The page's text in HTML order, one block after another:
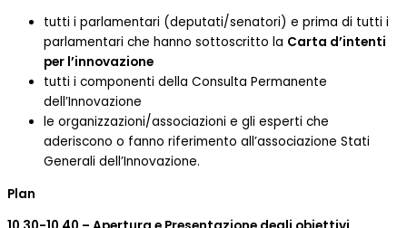
tutti i parlamentari (deputati/senatori) e prima di tutti i
parlamentari che hanno sottoscritto la Carta d’intenti
per l’innovazione
tutti i componenti della Consulta Permanente
dell’Innovazione
le organizzazioni/associazioni e gli esperti che
aderiscono o fanno riferimento all’associazione Stati
Generali dell’Innovazione.
Plan